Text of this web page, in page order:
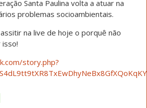
Santa Paulina volta a atuar na
problemas socioambientais.
na live de hoje o porquê não
story.php?